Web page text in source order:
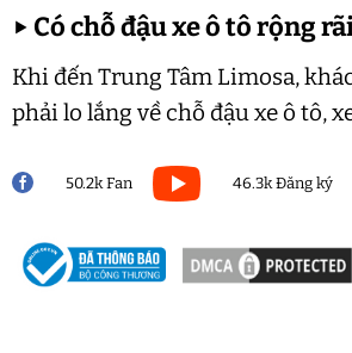
▶ Có chỗ đậu xe ô tô rộng
Khi đến Trung Tâm Limosa,
phải lo lắng về chỗ đậu xe ô tô,
50.2k Fan 46.3k Đăng ký